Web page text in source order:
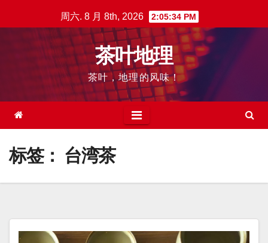
至
周六. 8 月 8th, 2026 2:05:35 PM
茶叶地理
茶叶，地理的风味！
标签： 台湾茶